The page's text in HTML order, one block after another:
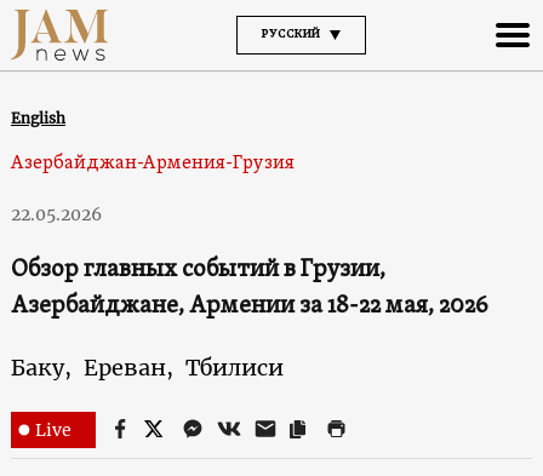
РУССКИЙ
English
Азербайджан-Армения-Грузия
22.05.2026
Обзор главных событий в Грузии,
Азербайджане, Армении за 18-22 мая, 2026
Баку, Ереван, Тбилиси
Live